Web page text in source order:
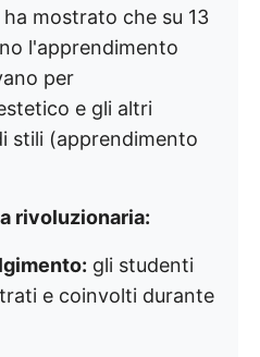
mostrato che su 13
l'apprendimento
per
e gli altri
stili (apprendimento
rivoluzionaria:
gli studenti
e coinvolti durante